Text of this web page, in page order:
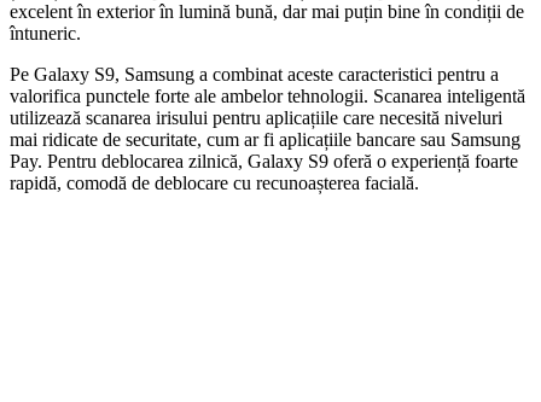
excelent în exterior în lumină bună, dar mai puțin bine în condiții de
întuneric.
Pe Galaxy S9, Samsung a combinat aceste caracteristici pentru a
valorifica punctele forte ale ambelor tehnologii. Scanarea inteligentă
utilizează scanarea irisului pentru aplicațiile care necesită niveluri
mai ridicate de securitate, cum ar fi aplicațiile bancare sau Samsung
Pay. Pentru deblocarea zilnică, Galaxy S9 oferă o experiență foarte
rapidă, comodă de deblocare cu recunoașterea facială.